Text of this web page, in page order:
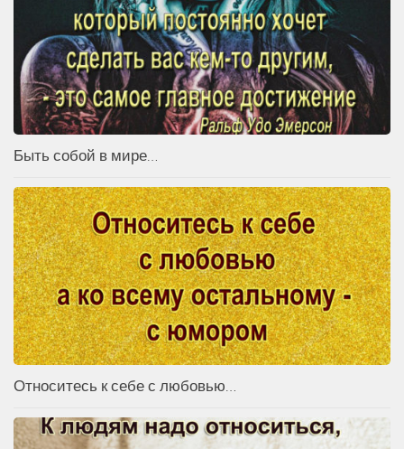
Быть собой в мире…
Относитесь к себе с любовью…